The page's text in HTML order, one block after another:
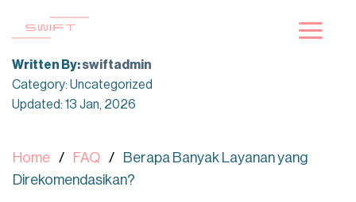
Written By:swiftadmin
Category: Uncategorized
Updated: 13 Jan, 2026
Home FAQ
Berapa Banyak Layanan yang
Direkomendasikan?